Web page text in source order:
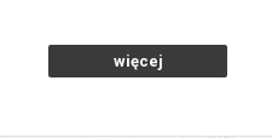
więcej